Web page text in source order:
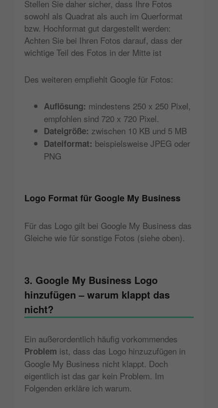
Stellen Sie daher sicher, dass Ihre Fotos
sowohl als Quadrat als auch im Querformat
bzw. Hochformat gut dargestellt werden:
Achten Sie bei Ihren Fotos darauf, dass der
wichtige Teil des Fotos in der Mitte ist
Des weiteren empfiehlt Google für Fotos:
Auflösung: mindestens 250 x 250 Pixel,
empfohlen sind 720 x 720 Pixel.
Dateigröße: zwischen 10 KB und 5 MB
Dateiformat: beispielsweise JPEG oder
PNG
Logo Format für Google My Business
Für das Logo gilt bei Google My Business das
Gleiche wie für sonstige Fotos (siehe oben).
3. Google My Business Logo
hinzufügen – warum klappt das
nicht?
Ein außerordentlich häufig vorkommendes
Problem ist, dass das Logo hinzuzufügen in
Google My Business nicht klappt. Doch
eigentlich ist das gar kein Problem. Im
Folgenden erkläre ich warum.